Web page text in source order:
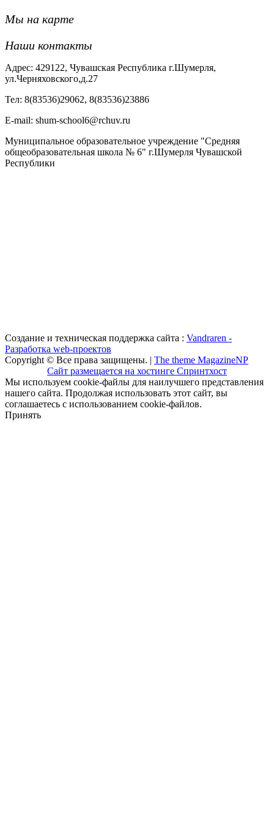
Мы на карте
Наши контакты
Адрес: 429122, Чувашская Республика г.Шумерля,
ул.Черняховского,д.27
Тел: 8(83536)29062, 8(83536)23886
Е-mail: shum-school6@rchuv.ru
Муниципальное образовательное учреждение "Средняя
общеобразовательная школа № 6" г.Шумерля Чувашской
Республики
Создание и техническая поддержка сайта : Vandraren -
Разработка web-проектов
Copyright © Все права защищены. | The theme MagazineNP
Сайт размещается на хостинге Спринтхост
Мы используем cookie-файлы для наилучшего представления
нашего сайта. Продолжая использовать этот сайт, вы
соглашаетесь с использованием cookie-файлов.
Принять